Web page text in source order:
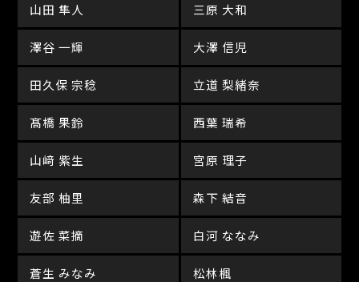
山田 隼人 三原 大和
澤谷 一輝 大澤 信児
田久保 宗稔 立道 梨緒奈
髙橋 果鈴 西葉 瑞希
山﨑 紫生 宮原 理子
友部 柚里 森下 結音
遊佐 菜摘 白河 ななみ
蒼生 みなみ 松林楓